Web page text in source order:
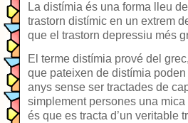
La distímia és una forma lleu
trastorn distímic en un extrem
que el trastorn depressiu més
El terme distímia prové del
que pateixen de distímia
anys sense ser tractades de
simplement persones una
és que es tracta d’un veritable